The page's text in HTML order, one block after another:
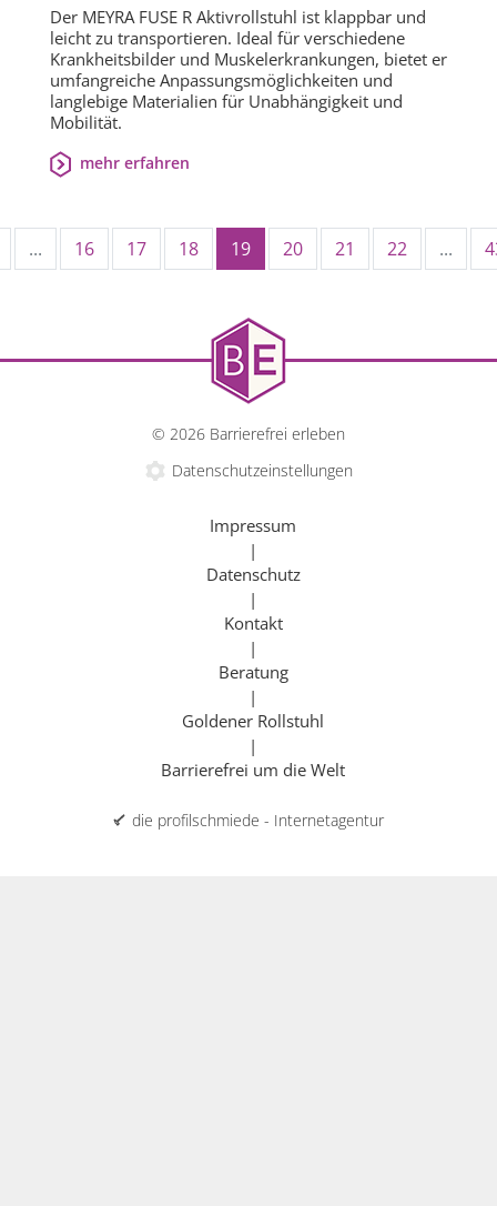
Der MEYRA FUSE R Aktivrollstuhl ist klappbar und
leicht zu transportieren. Ideal für verschiedene
Krankheitsbilder und Muskelerkrankungen, bietet er
umfangreiche Anpassungsmöglichkeiten und
langlebige Materialien für Unabhängigkeit und
Mobilität.
mehr erfahren
... 16 17 18 19 20 21 22 ...
© 2026 Barrierefrei erleben
Datenschutzeinstellungen
Impressum
|
Datenschutz
|
Kontakt
|
Beratung
|
Goldener Rollstuhl
|
Barrierefrei um die Welt
die profilschmiede - Internetagentur